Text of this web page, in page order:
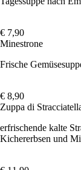
€ 7,90
Minestrone
Frische
€ 8,90
Zuppa di
erfrischende kalte
Kichererbsen und